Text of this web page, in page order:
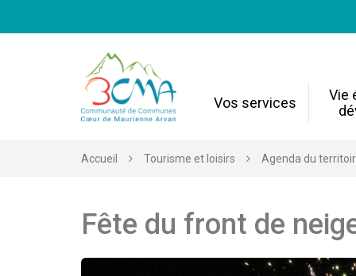
Vos services
Vie
Accueil Tourisme et loisirs Agenda du
Fête du front de